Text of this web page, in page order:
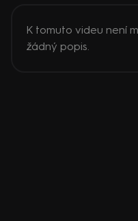
K tomuto videu není
žádný popis.